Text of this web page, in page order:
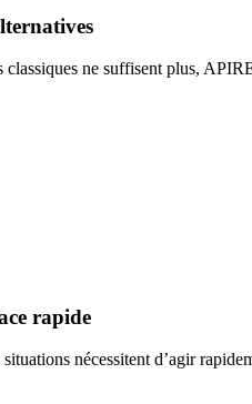
classiques ne suffisent plus,
rapide
situations nécessitent d’agir